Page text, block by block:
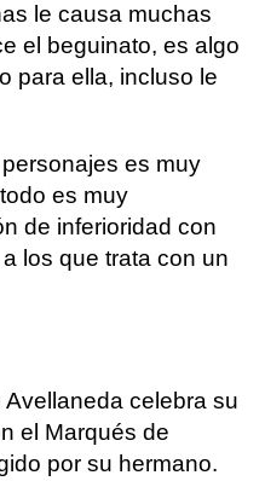
le causa muchas
el beguinato, es algo
para ella, incluso le
es muy
es muy
de inferioridad con
los que trata con un
celebra su
el Marqués de
por su hermano.